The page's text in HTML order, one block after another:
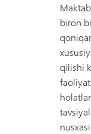
biron
qilishi